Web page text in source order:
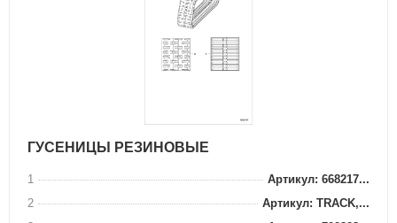
ГУСЕНИЦЫ РЕЗИНОВЫЕ
1
Артикул: 668217...
2
Артикул: TRACK,...